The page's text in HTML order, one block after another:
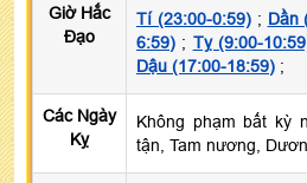
Giờ Hắc
Đạo
Tí (23:00-0:59); Dần
6:59) ; Tỵ (9:00-
Dậu (17:00-18:59) ;
Các Ngày
Kỵ
Không phạm bất kỳ
tận, Tam nương,